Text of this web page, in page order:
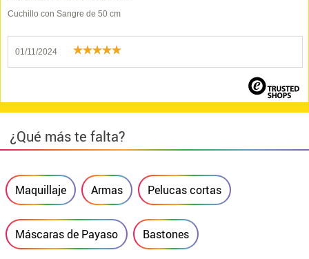
Cuchillo con Sangre de 50 cm
01/11/2024
¿Qué más te falta?
Maquillaje Armas Pelucas cortas
Máscaras de Payaso Bastones